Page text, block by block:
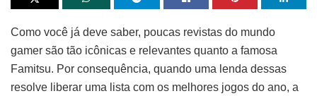
Como você já deve saber, poucas revistas do mundo
gamer são tão icônicas e relevantes quanto a famosa
Famitsu. Por consequência, quando uma lenda dessas
resolve liberar uma lista com os melhores jogos do ano, a